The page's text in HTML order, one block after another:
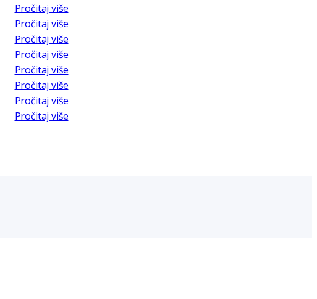
Pročitaj više
Pročitaj više
Pročitaj više
Pročitaj više
Pročitaj više
Pročitaj više
Pročitaj više
Pročitaj više